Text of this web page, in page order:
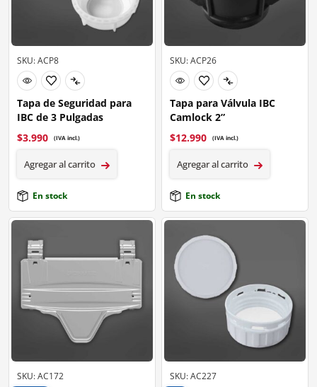
SKU: ACP8
Tapa de Seguridad para
IBC de 3 Pulgadas
$3.990 (IVA incl.)
Agregar al carrito
En stock
SKU: ACP26
Tapa para Válvula IBC
Camlock 2”
$12.990 (IVA incl.)
Agregar al carrito
En stock
SKU: AC172
SKU: AC227